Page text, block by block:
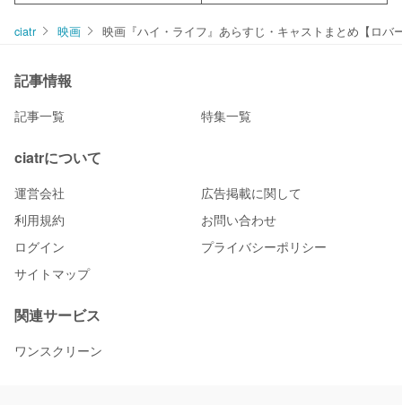
ciatr 映画 映画『ハイ・ライフ』あらすじ・キャストまとめ【ロバ
記事情報
記事一覧 特集一覧
ciatrについて
運営会社
広告掲載に関して
利用規約
お問い合わせ
ログイン
プライバシーポリシー
サイトマップ
関連サービス
ワンスクリーン